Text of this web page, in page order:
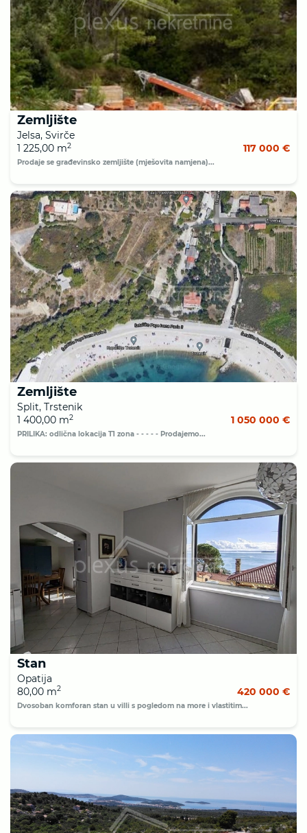
Zemljište
Jelsa, Svirče
1 225,00 m2 117 000 €
Prodaje se građevinsko zemljište (mješovita namjena)...
Zemljište
Split, Trstenik
1 400,00 m2 1 050 000 €
PRILIKA: odlična lokacija T1 zona - - - - - Prodajemo...
Stan
Opatija
80,00 m2 420 000 €
Dvosoban komforan stan u villi s pogledom na more i vlastitim...